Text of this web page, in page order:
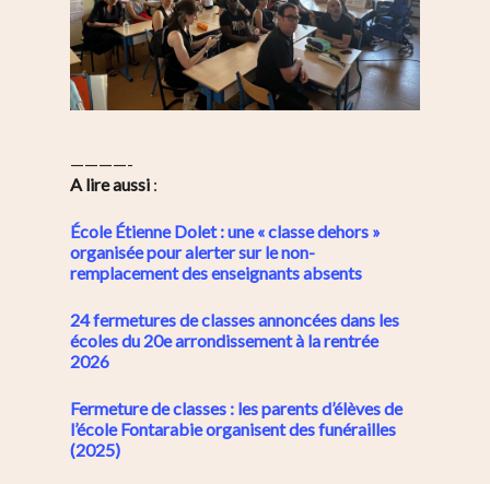
————-
A lire aussi :
École Étienne Dolet : une « classe dehors »
organisée pour alerter sur le non-
remplacement des enseignants absents
24 fermetures de classes annoncées dans les
écoles du 20e arrondissement à la rentrée
2026
Fermeture de classes : les parents d’élèves de
l’école Fontarabie organisent des funérailles
(2025)